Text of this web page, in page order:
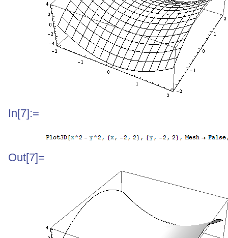
In[7]:=
Out[7]=